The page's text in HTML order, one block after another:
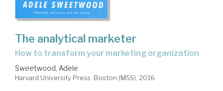
The analytical marketer
how to transform your marketing organization
Sweetwood, Adele
Harvard University Press. Boston (MSS), 2016